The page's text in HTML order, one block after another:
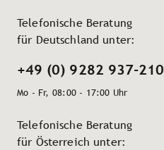
Telefonische Beratung
für Deutschland unter:
+49 (0) 9282 937-210
Mo - Fr, 08:00 - 17:00 Uhr
Telefonische Beratung
für Österreich unter: